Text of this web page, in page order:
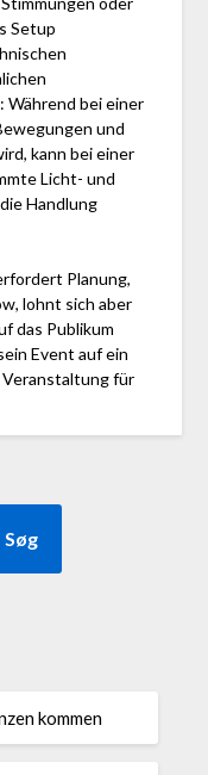
Setup
Während bei einer
und
kann bei einer
Licht- und
Handlung
Planung,
lohnt sich aber
das Publikum
Event auf ein
Veranstaltung für
Søg
kommen